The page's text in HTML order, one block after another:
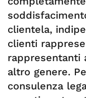
clientela,
clienti
rappresentanti
altro genere.
consulenza